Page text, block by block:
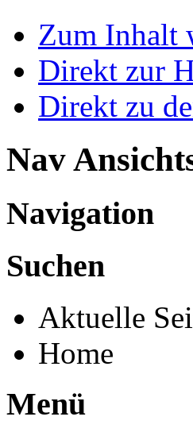
Zum Inhalt
Direkt zur
Direkt zu
Nav
Navigation
Suchen
Aktuelle
Home
Menü